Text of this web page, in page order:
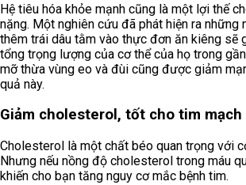
Hệ tiêu hóa khỏe mạnh cũng là một lợi thế
nặng. Một nghiên cứu đã phát hiện ra những
thêm trái dâu tằm vào thực đơn ăn kiêng sẽ
tổng trọng lượng của cơ thể của họ trong
mỡ thừa vùng eo và đùi cũng được giảm
quả này.
Giảm cholesterol, tốt cho tim mạch
Cholesterol là một chất béo quan trọng với
Nhưng nếu nồng độ cholesterol trong máu
khiến cho bạn tăng nguy cơ mắc bệnh tim.